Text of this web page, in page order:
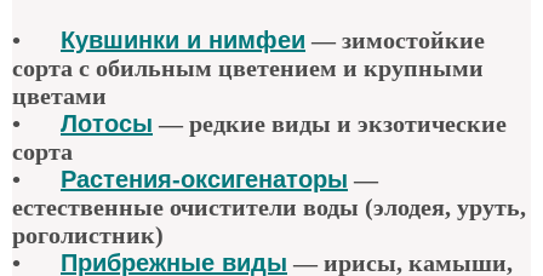
• Кувшинки и нимфеи — зимостойкие
сорта с обильным цветением и крупными
цветами
•
Лотосы — редкие виды и экзотические
сорта
•
Растения-оксигенаторы —
естественные очистители воды (элодея, уруть,
роголистник)
•
Прибрежные виды — ирисы, камыши,